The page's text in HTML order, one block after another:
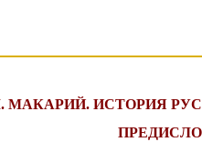
МАКАРИЙ. ИСТОРИЯ